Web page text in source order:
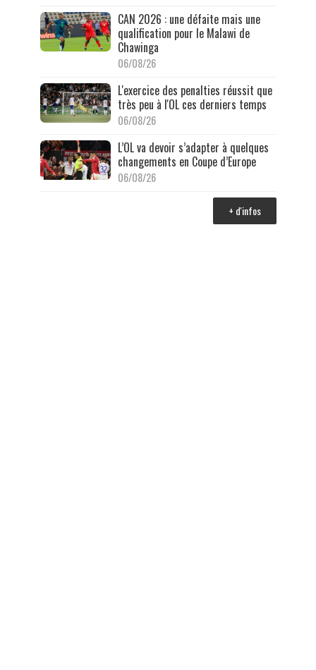
CAN 2026 : une défaite mais une
qualification pour le Malawi de
Chawinga
06/08/26
L'exercice des penalties réussit que
très peu à l'OL ces derniers temps
06/08/26
L’OL va devoir s’adapter à quelques
changements en Coupe d’Europe
06/08/26
+ d'infos